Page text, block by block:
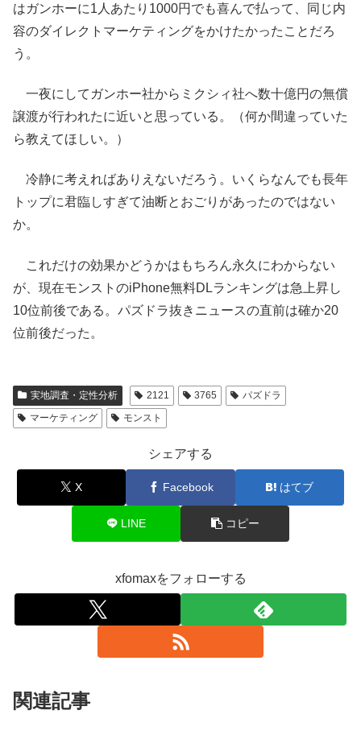
はガンホーに1人あたり1000円でも喜んで払って、同じ内
容のダイレクトマーケティングをかけたかったことだろ
う。
一夜にしてガンホー社からミクシィ社へ数十億円の無償
譲渡が行われたに近いと思っている。（何か間違っていた
ら教えてほしい。）
冷静に考えればありえないだろう。いくらなんでも長年
トップに君臨しすぎて油断とおごりがあったのではない
か。
これだけの効果かどうかはもちろん永久にわからない
が、現在モンストのiPhone無料DLランキングは急上昇し
10位前後である。パズドラ抜きニュースの直前は確か20
位前後だった。
実地調査・定性分析 2121 3765
パズドラ
マーケティング
モンスト
シェアする
X Facebook はてブ
LINE コピー
xfomaxをフォローする
関連記事